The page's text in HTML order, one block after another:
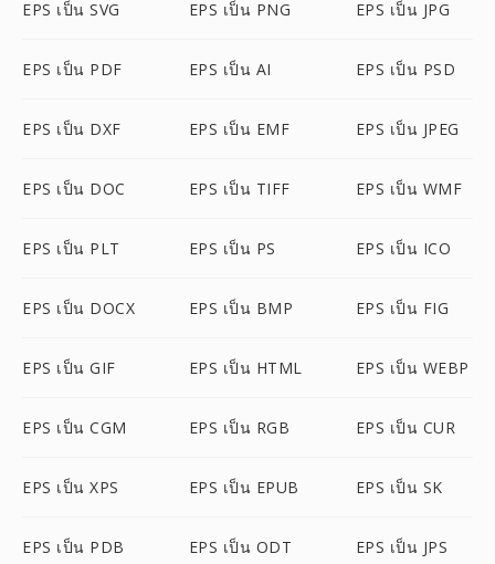
EPS เป็น SVG EPS เป็น PNG EPS เป็น JPG
EPS เป็น PDF EPS เป็น AI EPS เป็น PSD
EPS เป็น DXF EPS เป็น EMF EPS เป็น JPEG
EPS เป็น DOC EPS เป็น TIFF EPS เป็น WMF
EPS เป็น PLT EPS เป็น PS EPS เป็น ICO
EPS เป็น DOCX EPS เป็น BMP EPS เป็น FIG
EPS เป็น GIF EPS เป็น HTML EPS เป็น WEBP
EPS เป็น CGM EPS เป็น RGB EPS เป็น CUR
EPS เป็น XPS EPS เป็น EPUB EPS เป็น SK
EPS เป็น PDB EPS เป็น ODT EPS เป็น JPS